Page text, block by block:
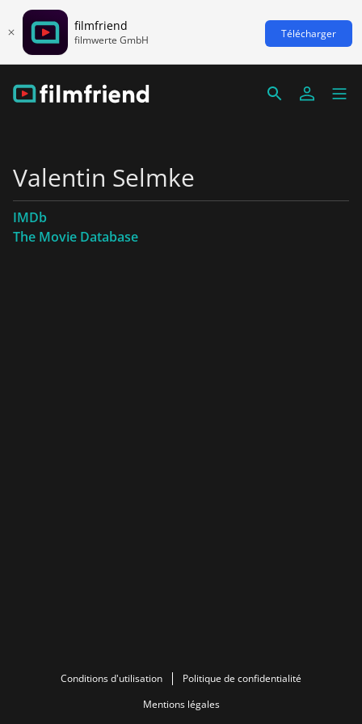
filmfriend
filmwerte GmbH Télécharger
Valentin Selmke
IMDb
The Movie Database
Conditions d'utilisation
Politique de confidentialité
Mentions légales